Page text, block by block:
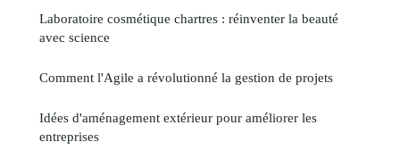
Laboratoire cosmétique chartres : réinventer la beauté
avec science
Comment l'Agile a révolutionné la gestion de projets
Idées d'aménagement extérieur pour améliorer les
entreprises